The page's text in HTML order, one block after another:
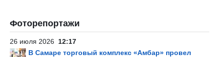
Фоторепортажи
26 июля 2026 12:17
В Самаре торговый комплекс «Амбар» провел